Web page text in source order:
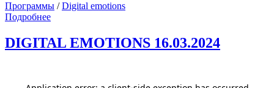
Программы /Digital emotions
Подробнее
DIGITAL EMOTIONS 16.03.2024